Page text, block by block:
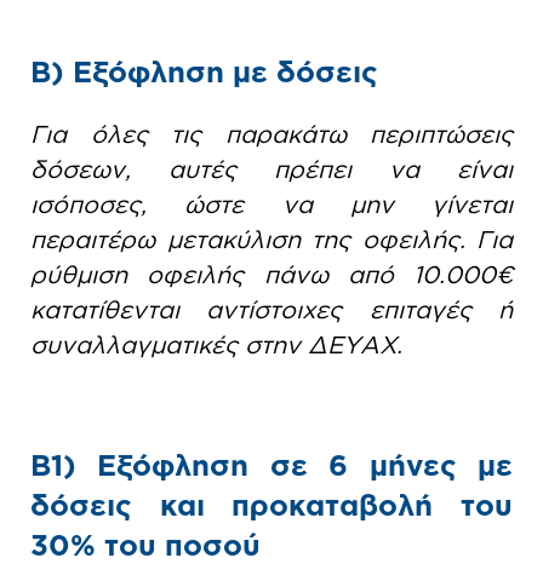
Β) Εξόφληση με δόσεις
Για όλες τις παρακάτω περιπτώσεις
δόσεων, αυτές πρέπει να είναι
ισόποσες, ώστε να μην γίνεται
περαιτέρω μετακύλιση της οφειλής. Για
ρύθμιση οφειλής πάνω από 10.000€
κατατίθενται αντίστοιχες επιταγές ή
συναλλαγματικές στην ΔΕΥΑΧ.
Β1) Εξόφληση σε 6 μήνες με
δόσεις και προκαταβολή του
30% του ποσού